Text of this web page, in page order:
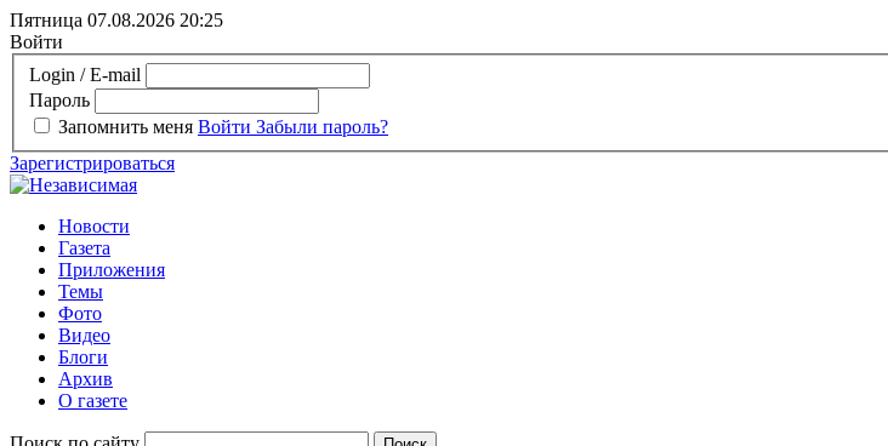
Пятница 07.08.2026 20:25
Войти
Login / E-mail
Пароль
Запомнить меня Войти Забыли пароль?
Зарегистрироваться
Новости
Газета
Приложения
Темы
Фото
Видео
Блоги
Архив
О газете